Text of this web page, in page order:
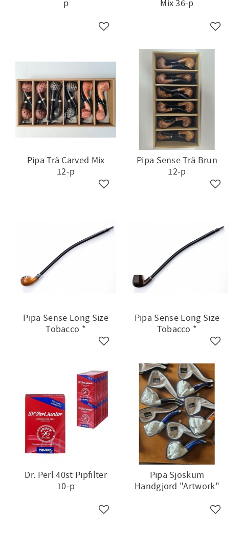
p
Lägg till i favoriter
Mix 36-p
Lägg till
Pipa Trä Carved Mix
12-p
Lägg till i favoriter
Pipa Sense Trä Brun
12-p
Lägg till
Pipa Sense Long Size
Tobacco *
Lägg till i favoriter
Pipa Sense Long Size
Tobacco *
Lägg till
Dr. Perl 40st Pipfilter
10-p
Lägg till i favoriter
Pipa Sjöskum
Handgjord "Artwork"
Lägg till